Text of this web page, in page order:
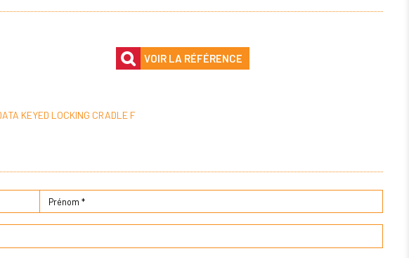
VOIR LA RÉFÉRENCE
KEYED LOCKING CRADLE F